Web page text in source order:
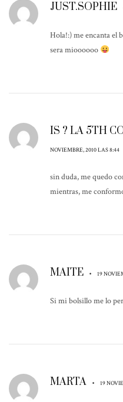
JUST.SOPHIE
Hola!:) me encanta el
sera mioooooo
IS ? LA 5TH
NOVIEMBRE, 2010 LAS 8:44
sin duda, me quedo
mientras, me
MAITE • 19
Si mi bolsillo me lo
MARTA • 19